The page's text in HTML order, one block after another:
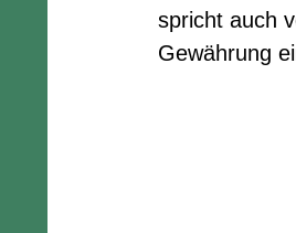
spricht auch
Gewährung